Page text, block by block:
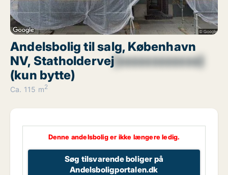
Andelsbolig til salg, København
NV, Statholdervej[xxxxxxxxxxxx]
(kun bytte)
Ca. 115 m2
Denne andelsbolig er ikke længere ledig.
Søg tilsvarende boliger på
Andelsboligportalen.dk